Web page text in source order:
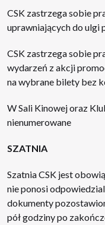
CSK zastrzega sobie
uprawniających do ulgi
CSK zastrzega sobie
wydarzeń z akcji
na wybrane bilety bez
W Sali Kinowej oraz
nienumerowane
SZATNIA
Szatnia CSK jest
nie ponosi
dokumenty
pół godziny po